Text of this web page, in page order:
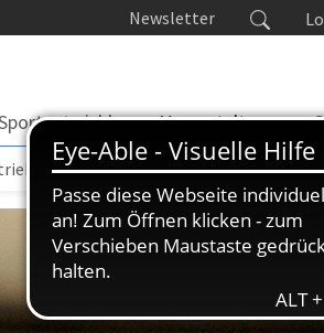
Newsletter
Veranstaltungen
| TORP Turniere